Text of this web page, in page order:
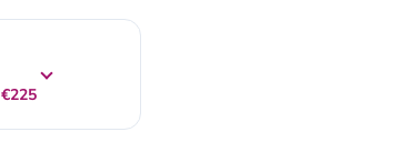
€225